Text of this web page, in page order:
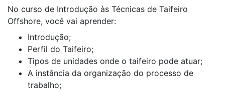
No curso de Introdução às Técnicas de Taifeiro
Offshore, você vai aprender:
Introdução;
Perfil do Taifeiro;
Tipos de unidades onde o taifeiro pode atuar;
A instância da organização do processo de
trabalho;